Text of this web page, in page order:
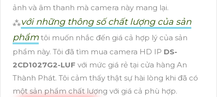
ảnh và âm thanh mà camera này mang lại.
⁂với những thông số chất lượng của sản
phẩm tôi muốn nhắc đến giá cả hợp lý của sản
phẩm này. Tôi đã tìm mua camera HD IP DS-
2CD1027G2-LUF với mức giá rẻ tại cửa hàng An
Thành Phát. Tôi cảm thấy thật sự hài lòng khi đã có
một sản phẩm chất lượng với giá cả phù hợp.